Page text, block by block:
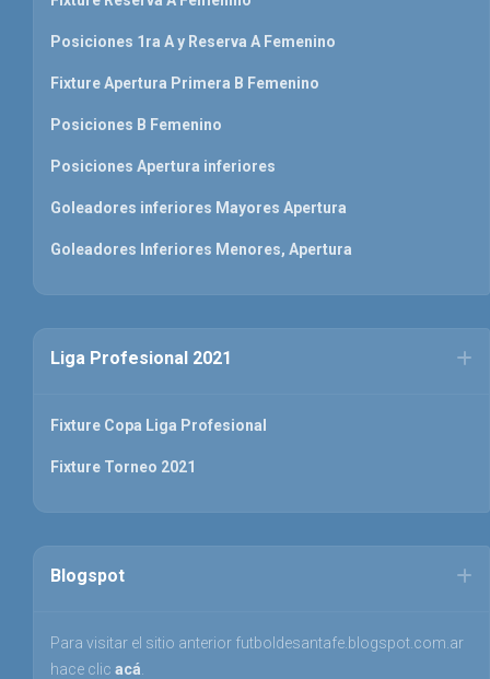
Posiciones 1ra A y Reserva A Femenino
Fixture Apertura Primera B Femenino
Posiciones B Femenino
Posiciones Apertura inferiores
Goleadores inferiores Mayores Apertura
Goleadores Inferiores Menores, Apertura
Liga Profesional 2021
Fixture Copa Liga Profesional
Fixture Torneo 2021
Blogspot
Para visitar el sitio anterior futboldesantafe.blogspot.com.ar
hace clic acá